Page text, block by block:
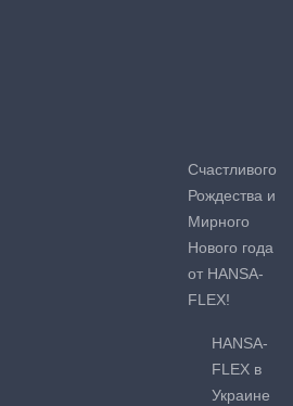
Счастливого
Рождества и
Мирного
Нового года
от HANSA-
FLEX!
HANSA-
FLEX в
Украине